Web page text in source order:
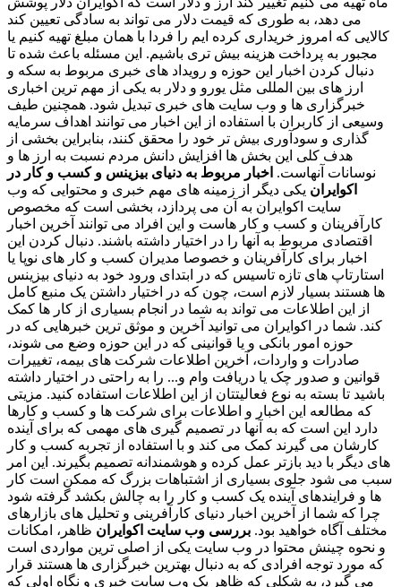
می دهد، به طوری که قیمت دلار می تواند به سادگی تعیین کند
کالایی که امروز خریداری کرده ایم را فردا با همان مبلغ تهیه کنیم یا
مجبور به پرداخت هزینه بیش تری باشیم. این مسئله باعث شده تا
دنبال کردن اخبار این حوزه و رویداد های خبری مربوط به سکه و
ارز های بین المللی مثل یورو و دلار به یکی از مهم ترین اخباری
خبرگزاری ها و وب سایت های خبری تبدیل شود. همچنین طیف
وسیعی از کاربران با استفاده از این اخبار می توانند اهداف سرمایه
گذاری و سودآوری بیش تر خود را محقق کنند، بنابراین بخشی از
هدف کلی این بخش ها افزایش دانش مردم نسبت به ارز ها و
نوسانات آنهاست. اخبار مربوط به دنیای بیزینس و کسب و کار در
اکوایران یکی دیگر از زمینه های مهم خبری و محتوایی که وب
سایت اکوایران به آن می پردازد، بخشی است که مخصوص
کارآفرینان و کسب و کار هاست و این افراد می توانند آخرین اخبار
اقتصادی مربوط به آنها را در اختیار داشته باشند. دنبال کردن این
اخبار برای کارآفرینان و خصوصا مدیران کسب و کار های نوپا یا
استارتاپ های تازه تاسیس که در ابتدای ورود خود به دنیای بیزینس
ها هستند بسیار لازم است، چون که در اختیار داشتن یک منبع کامل
از این اطلاعات می تواند به شما در انجام بسیاری از کار ها کمک
کند. شما در اکوایران می توانید آخرین و موثق ترین خبرهایی که در
حوزه امور بانکی و یا قوانینی که در این حوزه وضع می شوند،
صادرات و واردات، آخرین اطلاعات شرکت های بیمه، تغییرات
قوانین و صدور چک یا دریافت وام و... را به راحتی در اختیار داشته
باشید تا بسته به نوع فعالیتتان از این اطلاعات استفاده کنید. مزیتی
که مطالعه این اخبار و اطلاعات برای شرکت ها و کسب و کارها
دارد این است که به آنها در تصمیم گیری های مهمی که برای آینده
کارشان می گیرند کمک می کند و با استفاده از تجربه کسب و کار
های دیگر با دید بازتر عمل کرده و هوشمندانه تصمیم بگیرند. این امر
سبب می شود جلوی بسیاری از اشتباهات بزرگ که ممکن است کار
ها و فرایندهای آینده یک کسب و کار را به چالش بکشد گرفته شود
چرا که شما از آخرین اخبار دنیای کارآفرینی و تحلیل های بازارهای
مختلف آگاه خواهید بود. بررسی وب سایت اکوایران ظاهر، امکانات
و نحوه چینش محتوا در وب سایت یکی از اصلی ترین مواردی است
که مورد توجه افرادی که به دنبال بهترین خبرگزاری ها هستند قرار
می گیرد، به شکلی که ظاهر یک وب سایت خبری و نگاه اولی که